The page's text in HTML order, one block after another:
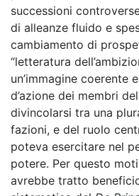
successioni
di alleanze fluido e
cambiamento di
“letteratura
un’immagine coerente
d’azione dei membri
divincolarsi tra una
fazioni, e del ruolo
poteva esercitare nel
potere. Per questo
avrebbe tratto